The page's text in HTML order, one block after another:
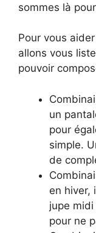
sommes là
Pour vous
allons vous
pouvoir
un
pour
simple.
de
en hiver,
jupe midi
pour ne